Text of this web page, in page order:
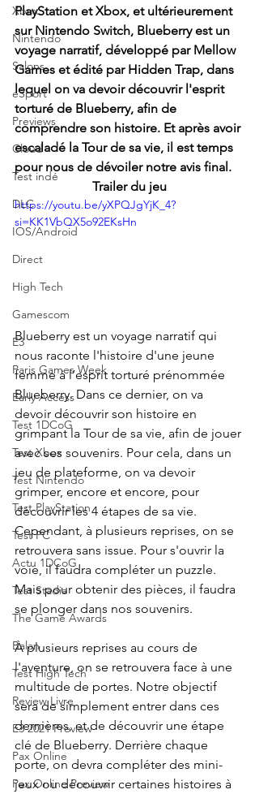
Xbox
Nintendo
Salons
eSport
Previews
Cloud
Test indé
DLC
IOS/Android
Direct
High Tech
Gamescom
E3
Paris Games Week
Early Access
Test 1DCoG
Test Xbox
Test Nintendo
Test PlayStation
Test PC
Actu 1DCoG
Test Stadia
The Game Awards
Balan
Test High Tech
Review Livre
E3 2021 Preview
Pax Online
Pax Online Preview
PlayStation et Xbox, et ultérieurement
sur Nintendo Switch, Blueberry est un
voyage narratif, développé par Mellow
Games et édité par Hidden Trap, dans
lequel on va devoir découvrir l'esprit
torturé de Blueberry, afin de
comprendre son histoire. Et après avoir
escaladé la Tour de sa vie, il est temps
pour nous de dévoiler notre avis final.
Trailer du jeu
https://youtu.be/yXPQJgYjK_4?
si=KK1VbQX5o92EKsHn
Blueberry est un voyage narratif qui
nous raconte l'histoire d'une jeune
femme à l’esprit torturé prénommée
Blueberry. Dans ce dernier, on va
devoir découvrir son histoire en
grimpant la Tour de sa vie, afin de jouer
avec ses souvenirs. Pour cela, dans un
jeu de plateforme, on va devoir
grimper, encore et encore, pour
découvrir les 4 étapes de sa vie.
Cependant, à plusieurs reprises, on se
retrouvera sans issue. Pour s'ouvrir la
voie, il faudra compléter un puzzle.
Mais pour obtenir des pièces, il faudra
se plonger dans nos souvenirs.
À plusieurs reprises au cours de
l'aventure, on se retrouvera face à une
multitude de portes. Notre objectif
sera de simplement entrer dans ces
dernières, et de découvrir une étape
clé de Blueberry. Derrière chaque
porte, on devra compléter des mini-
jeux ou découvrir certaines histoires à